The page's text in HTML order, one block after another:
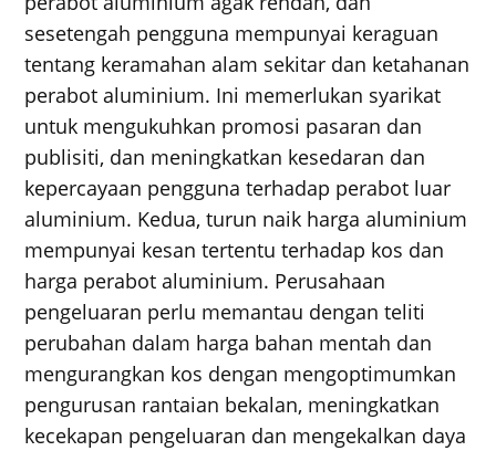
sesetengah pengguna mempunyai keraguan
tentang keramahan alam sekitar dan ketahanan
perabot aluminium. Ini memerlukan syarikat
untuk mengukuhkan promosi pasaran dan
publisiti, dan meningkatkan kesedaran dan
kepercayaan pengguna terhadap perabot luar
aluminium. Kedua, turun naik harga aluminium
mempunyai kesan tertentu terhadap kos dan
harga perabot aluminium. Perusahaan
pengeluaran perlu memantau dengan teliti
perubahan dalam harga bahan mentah dan
mengurangkan kos dengan mengoptimumkan
pengurusan rantaian bekalan, meningkatkan
kecekapan pengeluaran dan mengekalkan daya